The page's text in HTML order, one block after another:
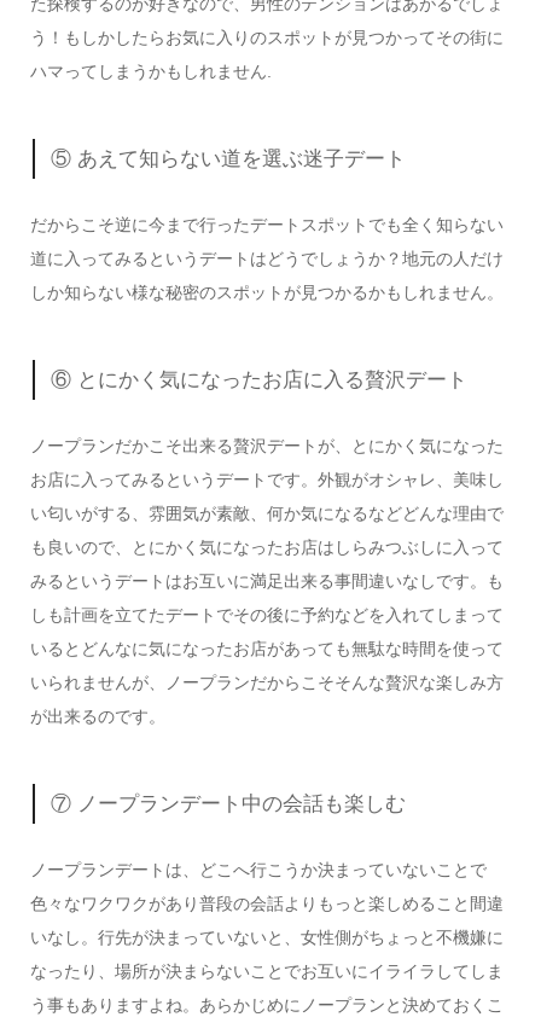
う！もしかしたらお気に入りのスポットが見つかってその街に
ハマってしまうかもしれません.
⑤ あえて知らない道を選ぶ迷子デート
だからこそ逆に今まで行ったデートスポットでも全く知らない
道に入ってみるというデートはどうでしょうか？地元の人だけ
しか知らない様な秘密のスポットが見つかるかもしれません。
⑥ とにかく気になったお店に入る贅沢デート
ノープランだかこそ出来る贅沢デートが、とにかく気になった
お店に入ってみるというデートです。外観がオシャレ、美味し
い匂いがする、雰囲気が素敵、何か気になるなどどんな理由で
も良いので、とにかく気になったお店はしらみつぶしに入って
みるというデートはお互いに満足出来る事間違いなしです。も
しも計画を立てたデートでその後に予約などを入れてしまって
いるとどんなに気になったお店があっても無駄な時間を使って
いられませんが、ノープランだからこそそんな贅沢な楽しみ方
が出来るのです。
⑦ ノープランデート中の会話も楽しむ
ノープランデートは、どこへ行こうか決まっていないことで
色々なワクワクがあり普段の会話よりもっと楽しめること間違
いなし。行先が決まっていないと、女性側がちょっと不機嫌に
なったり、場所が決まらないことでお互いにイライラしてしま
う事もありますよね。あらかじめにノープランと決めておくこ